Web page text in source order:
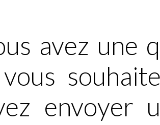
avez une
envoyer